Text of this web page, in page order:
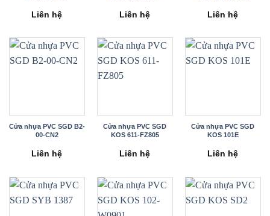
Liên hệ Liên hệ Liên hệ
Cửa nhựa PVC SGD B2-
00-CN2
Liên hệ
Cửa nhựa PVC SGD
KOS 611-FZ805
Liên hệ
Cửa nhựa PVC SGD
KOS 101E
Liên hệ